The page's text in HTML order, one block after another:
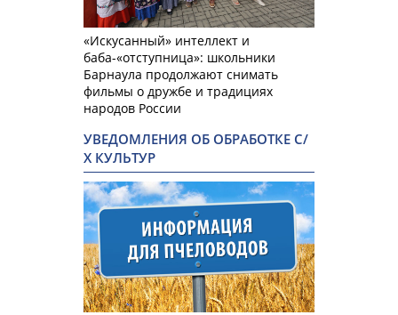
«Искусанный» интеллект и
баба-«отступница»: школьники
Барнаула продолжают снимать
фильмы о дружбе и традициях
народов России
УВЕДОМЛЕНИЯ ОБ ОБРАБОТКЕ С/
Х КУЛЬТУР